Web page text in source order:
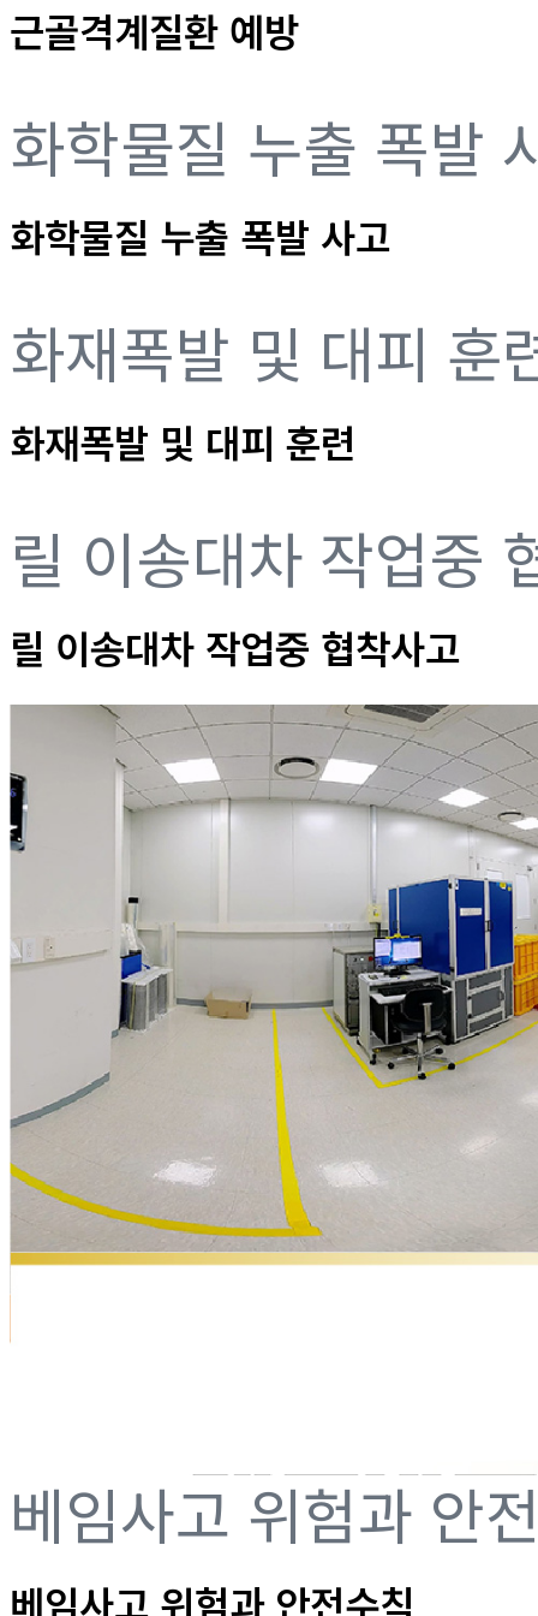
근골격계질환 예방
화학물질 누출 폭발
화학물질 누출 폭발 사고
화재폭발 및 대피 훈
화재폭발 및 대피 훈련
릴 이송대차 작업중
릴 이송대차 작업중 협착사고
베임사고 위험과 안
베임사고 위험과 안전수칙